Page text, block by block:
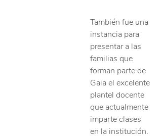
También fue una
instancia para
presentar a las
familias que
forman parte de
Gaia el excelente
plantel docente
que actualmente
imparte clases
en la institución.